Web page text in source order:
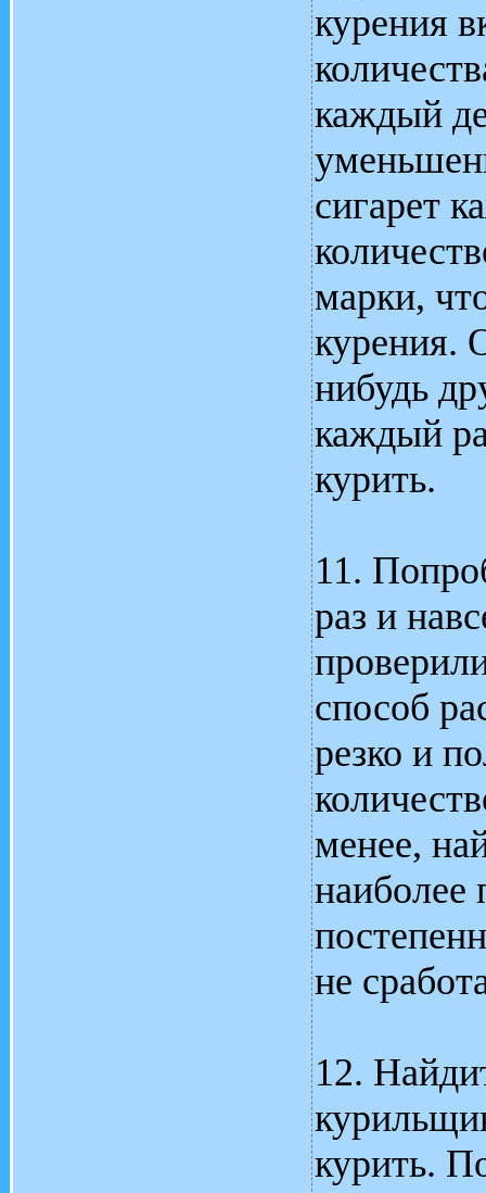
курения
каждый
сигарет
марки,
курения.
нибудь
каждый
курить.
11.
раз и
способ
резко и
менее,
наиболее
не
12.
курить.